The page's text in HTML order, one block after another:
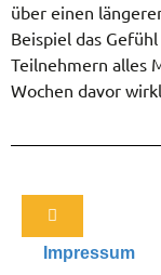
über einen
Beispiel das
Teilnehmern alles
Wochen davor
Impressum